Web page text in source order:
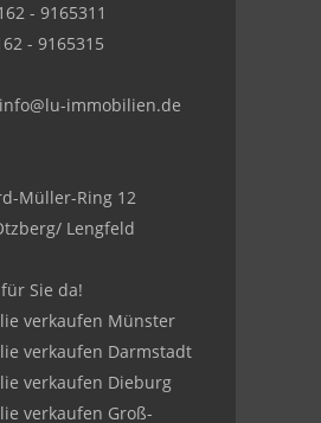
- 9165311
- 9165315
info@lu-immobilien.de
Müller-Ring 12
Lengfeld
Sie da!
verkaufen Münster
verkaufen Darmstadt
verkaufen Dieburg
verkaufen Groß-